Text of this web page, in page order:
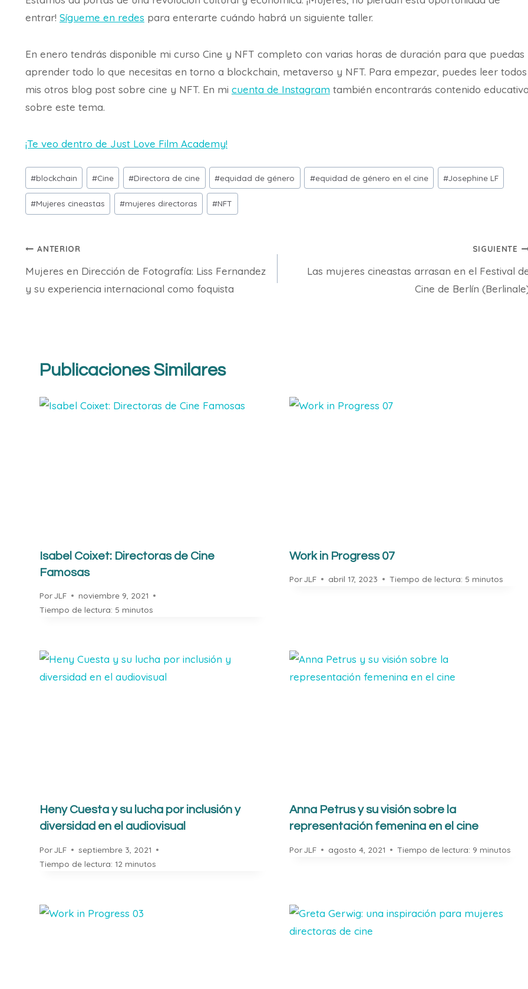
entrar! Sígueme en redes para enterarte cuándo habrá un siguiente taller.
En enero tendrás disponible mi curso Cine y NFT completo con varias horas de duración para que puedas
aprender todo lo que necesitas en torno a blockchain, metaverso y NFT. Para empezar, puedes leer todos
mis otros blog post sobre cine y NFT. En mi cuenta de Instagram también encontrarás contenido
sobre este tema.
¡Te veo dentro de Just Love Film Academy!
Etiquetas
de
la
#blockchain #Cine #Directora de cine #equidad de género #equidad de género en el cine #Josephine LF
#Mujeres cineastas #mujeres directoras #NFT
Navegación
de
entradas
ANTERIOR
Mujeres en Dirección de Fotografía: Liss Fernandez
y su experiencia internacional como foquista
SIGUIENTE
Las mujeres cineastas arrasan en el Festival
Cine de Berlín
Publicaciones Similares
Isabel Coixet: Directoras de Cine
Famosas
PorJLF
noviembre 9, 2021
Tiempo de lectura: 5 minutos
Work in Progress 07
PorJLF abril 17, 2023 Tiempo de lectura: 5 minutos
Heny Cuesta y su lucha por inclusión y
diversidad en el audiovisual
PorJLF
septiembre 3, 2021
Tiempo de lectura: 12 minutos
Anna Petrus y su visión sobre la
representación femenina en el cine
PorJLF agosto 4, 2021 Tiempo de lectura: 9 minutos